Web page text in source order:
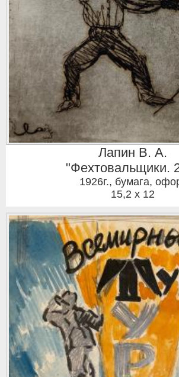
Лапин В. А.
"Фехтовальщики.
1926г., бумага,
15,2 x 12